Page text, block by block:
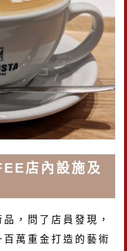
店內設施及
，問了店員發現，
萬重金打造的藝術